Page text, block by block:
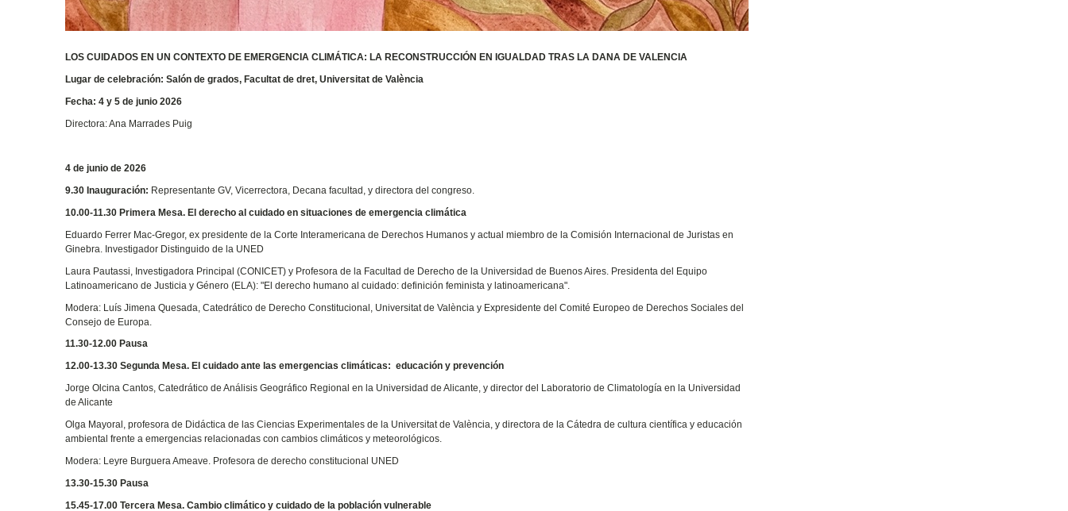
LOS CUIDADOS EN UN CONTEXTO DE EMERGENCIA CLIMÁTICA: LA RECONSTRUCCIÓN EN IGUALDAD TRAS LA DANA DE VALENCIA
Lugar de celebración: Salón de grados, Facultat de dret, Universitat de València
Fecha: 4 y 5 de junio 2026
Directora: Ana Marrades Puig
4 de junio de 2026
9.30 Inauguración: Representante GV, Vicerrectora, Decana facultad, y directora del congreso.
10.00-11.30 Primera Mesa. El derecho al cuidado en situaciones de emergencia climática
Eduardo Ferrer Mac-Gregor, ex presidente de la Corte Interamericana de Derechos Humanos y actual miembro de la Comisión Internacional de Juristas en
Ginebra. Investigador Distinguido de la UNED
Laura Pautassi, Investigadora Principal (CONICET) y Profesora de la Facultad de Derecho de la Universidad de Buenos Aires. Presidenta del Equipo
Latinoamericano de Justicia y Género (ELA): "El derecho humano al cuidado: definición feminista y latinoamericana".
Modera: Luís Jimena Quesada, Catedrático de Derecho Constitucional, Universitat de València y Expresidente del Comité Europeo de Derechos Sociales del
Consejo de Europa.
11.30-12.00 Pausa
12.00-13.30 Segunda Mesa. El cuidado ante las emergencias climáticas: educación y prevención
Jorge Olcina Cantos, Catedrático de Análisis Geográfico Regional en la Universidad de Alicante, y director del Laboratorio de Climatología en la Universidad
de Alicante
Olga Mayoral, profesora de Didáctica de las Ciencias Experimentales de la Universitat de València, y directora de la Cátedra de cultura científica y educación
ambiental frente a emergencias relacionadas con cambios climáticos y meteorológicos.
Modera: Leyre Burguera Ameave. Profesora de derecho constitucional UNED
13.30-15.30 Pausa
15.45-17.00 Tercera Mesa. Cambio climático y cuidado de la población vulnerable